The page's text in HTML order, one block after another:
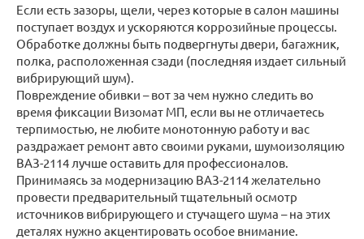
Если есть зазоры, щели, через которые в салон машины
поступает воздух и ускоряются коррозийные процессы.
Обработке должны быть подвергнуты двери, багажник,
полка, расположенная сзади (последняя издает сильный
вибрирующий шум).
Повреждение обивки – вот за чем нужно следить во
время фиксации Визомат МП, если вы не отличаетесь
терпимостью, не любите монотонную работу и вас
раздражает ремонт авто своими руками, шумоизоляцию
ВАЗ-2114 лучше оставить для профессионалов.
Принимаясь за модернизацию ВАЗ-2114 желательно
провести предварительный тщательный осмотр
источников вибрирующего и стучащего шума – на этих
деталях нужно акцентировать особое внимание.